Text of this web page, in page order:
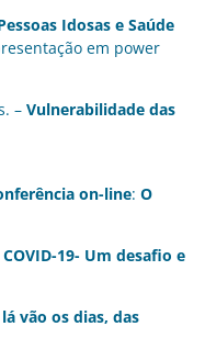
Idosas e Saúde
em power
– Vulnerabilidade das
on-line: O
COVID-19- Um desafio e
lá vão os dias, das